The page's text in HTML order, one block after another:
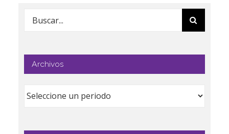
Buscar:
Archivos